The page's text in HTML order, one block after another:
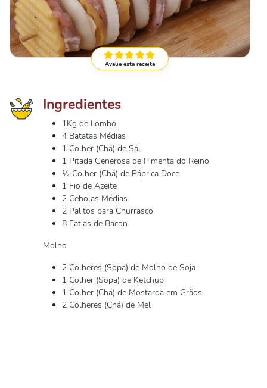
Avalie esta receita
Ingredientes
1Kg de Lombo
4 Batatas Médias
1 Colher (Chá) de Sal
1 Pitada Generosa de Pimenta do Reino
½ Colher (Chá) de Páprica Doce
1 Fio de Azeite
2 Cebolas Médias
2 Palitos para Churrasco
8 Fatias de Bacon
Molho
2 Colheres (Sopa) de Molho de Soja
1 Colher (Sopa) de Ketchup
1 Colher (Chá) de Mostarda em Grãos
2 Colheres (Chá) de Mel